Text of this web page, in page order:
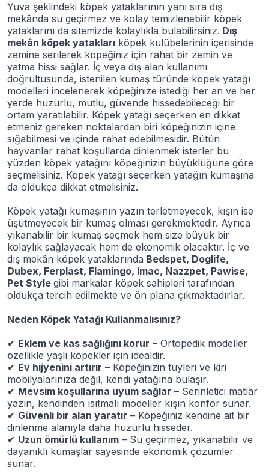
Yuva şeklindeki köpek yataklarının yanı sıra dış
mekânda su geçirmez ve kolay temizlenebilir köpek
yataklarını da sitemizde kolaylıkla bulabilirsiniz. Dış
mekân köpek yatakları köpek kulübelerinin içerisinde
zemine serilerek köpeğiniz için rahat bir zemin ve
yatma hissi sağlar. İç veya dış alan kullanımı
doğrultusunda, istenilen kumaş türünde köpek yatağı
modelleri incelenerek köpeğinize istediği her an ve her
yerde huzurlu, mutlu, güvende hissedebileceği bir
ortam yaratılabilir. Köpek yatağı seçerken en dikkat
etmeniz gereken noktalardan biri köpeğinizin içine
sığabilmesi ve içinde rahat edebilmesidir. Bütün
hayvanlar rahat koşullarda dinlenmek isterler bu
yüzden köpek yatağını köpeğinizin büyüklüğüne göre
seçmelisiniz. Köpek yatağı seçerken yatağın kumaşına
da oldukça dikkat etmelisiniz.
Köpek yatağı kumaşının yazın terletmeyecek, kışın ise
üşütmeyecek bir kumaş olması gerekmektedir. Ayrıca
yıkanabilir bir kumaş seçmek hem size büyük bir
kolaylık sağlayacak hem de ekonomik olacaktır. İç ve
dış mekân köpek yataklarında Bedspet, Doglife,
Dubex, Ferplast, Flamingo, Imac, Nazzpet, Pawise,
Pet Style gibi markalar köpek sahipleri tarafından
oldukça tercih edilmekte ve ön plana çıkmaktadırlar.
Neden Köpek Yatağı Kullanmalısınız?
✔ Eklem ve kas sağlığını korur – Ortopedik modeller
özellikle yaşlı köpekler için idealdir.
✔ Ev hijyenini artırır – Köpeğinizin tüyleri ve kiri
mobilyalarınıza değil, kendi yatağına bulaşır.
✔ Mevsim koşullarına uyum sağlar – Serinletici matlar
yazın, kendinden ısıtmalı modeller kışın konfor sunar.
✔ Güvenli bir alan yaratır – Köpeğiniz kendine ait bir
dinlenme alanıyla daha huzurlu hisseder.
✔ Uzun ömürlü kullanım – Su geçirmez, yıkanabilir ve
dayanıklı kumaşlar sayesinde ekonomik çözümler
sunar.